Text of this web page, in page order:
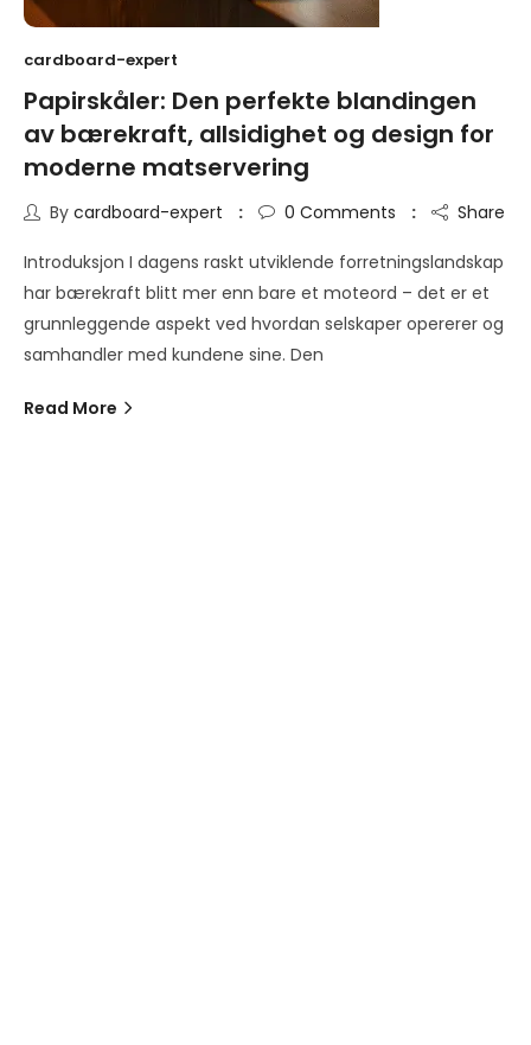
cardboard-expert
Papirskåler: Den perfekte blandingen
av bærekraft, allsidighet og design for
moderne matservering
By cardboard-expert 0 Comments Share
Introduksjon I dagens raskt utviklende forretningslandskap
har bærekraft blitt mer enn bare et moteord – det er et
grunnleggende aspekt ved hvordan selskaper opererer og
samhandler med kundene sine. Den
Read More